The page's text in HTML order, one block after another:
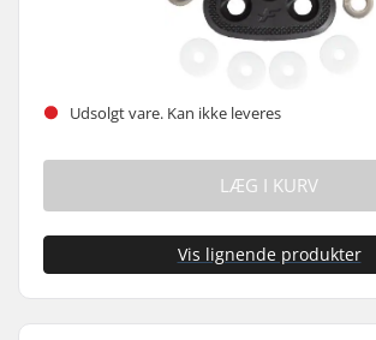
Udsolgt vare. Kan ikke leveres
LÆG I KURV
Vis lignende produkter